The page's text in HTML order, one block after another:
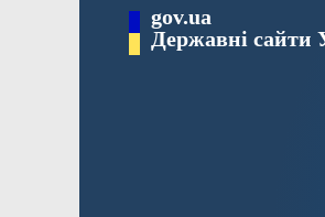
gov.ua
Державні сайти